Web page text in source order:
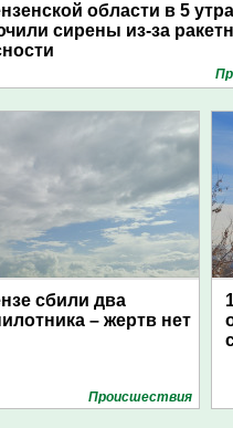
области в 5
сирены из-за
сбили два
– жертв нет
Проиcшествия